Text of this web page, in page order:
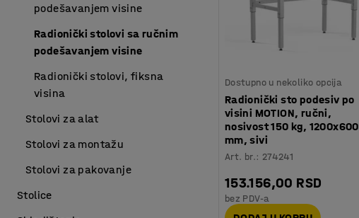
Dostupno u nekoliko opcija
Radionički sto podesiv po
visini MOTION, ručni,
nosivost 150 kg, 1200x600
mm, sivi
Art. br.: 274241
153.156,00 RSD
bez PDV-a
podešavanjem visine
Radionički stolovi sa ručnim
podešavanjem visine
Radionički stolovi, fiksna
visina
Stolovi za alat
Stolovi za montažu
Stolovi za pakovanje
Stolice